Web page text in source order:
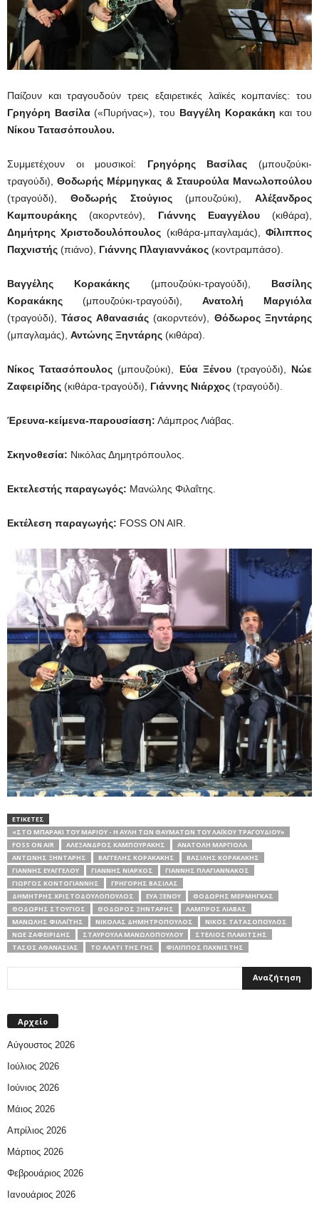
Παίζουν και τραγουδούν τρεις εξαιρετικές λαϊκές κομπανίες: του
Γρηγόρη Βασίλα(«Πυρήνας»), του Βαγγέλη Κορακάκη και του
Νίκου Τατασόπουλου.
Συμμετέχουν οι μουσικοί: Γρηγόρης Βασίλας (μπουζούκι-
τραγούδι),Θοδωρής Μέρμηγκας & Σταυρούλα Μανωλοπούλου
(τραγούδι), Θοδωρής Στούγιος(μπουζούκι), Αλέξανδρος
Καμπουράκης(ακορντεόν), Γιάννης Ευαγγέλου(κιθάρα),
Δημήτρης Χριστοδουλόπουλος (κιθάρα-μπαγλαμάς),Φίλιππος
Παχνιστής (πιάνο), Γιάννης Πλαγιαννάκος (κοντραμπάσο).
Βαγγέλης Κορακάκης (μπουζούκι-τραγούδι), Βασίλης
Κορακάκης (μπουζούκι-τραγούδι), Ανατολή Μαργιόλα
(τραγούδι),Τάσος Αθανασιάς(ακορντεόν), Θόδωρος Ξηντάρης
(μπαγλαμάς), Αντώνης Ξηντάρης (κιθάρα).
Νίκος Τατασόπουλος (μπουζούκι), Εύα Ξένου(τραγούδι), Νώε
Ζαφειρίδης (κιθάρα-τραγούδι), Γιάννης Νιάρχος (τραγούδι).
Έρευνα-κείμενα-παρουσίαση: Λάμπρος Λιάβας.
Σκηνοθεσία: Νικόλας Δημητρόπουλος.
Εκτελεστής παραγωγός: Μανώλης Φιλαΐτης.
Εκτέλεση παραγωγής: FOSS ON AIR.
ΕΤΙΚΕΤΕΣ
«ΣΤΟ ΜΠΑΡΆΚΙ ΤΟΥ ΜΆΡΙΟΥ - Η ΑΥΛΉ ΤΩΝ ΘΑΥΜΆΤΩΝ ΤΟΥ ΛΑΪΚΟΎ ΤΡΑΓΟΥΔΙΟΎ»
FOSS ON AIR
ΑΛΈΞΑΝΔΡΟΣ ΚΑΜΠΟΥΡΆΚΗΣ
ΑΝΑΤΟΛΉ ΜΑΡΓΙΌΛΑ
ΑΝΤΏΝΗΣ ΞΗΝΤΆΡΗΣ
ΒΑΓΓΈΛΗΣ ΚΟΡΑΚΆΚΗΣ
ΒΑΣΊΛΗΣ ΚΟΡΑΚΆΚΗΣ
ΓΙΆΝΝΗΣ ΕΥΑΓΓΈΛΟΥ
ΓΙΆΝΝΗΣ ΝΙΆΡΧΟΣ
ΓΙΆΝΝΗΣ ΠΛΑΓΙΑΝΝΆΚΟΣ
ΓΙΏΡΓΟΣ ΚΟΝΤΟΓΙΆΝΝΗΣ
ΓΡΗΓΌΡΗΣ ΒΑΣΊΛΑΣ
ΔΗΜΉΤΡΗΣ ΧΡΙΣΤΟΔΟΥΛΌΠΟΥΛΟΣ
ΕΎΑ ΞΈΝΟΥ
ΘΟΔΩΡΉΣ ΜΈΡΜΗΓΚΑΣ
ΘΟΔΩΡΉΣ ΣΤΟΎΓΙΟΣ
ΘΌΔΩΡΟΣ ΞΗΝΤΆΡΗΣ
ΛΆΜΠΡΟΣ ΛΙΆΒΑΣ
ΜΑΝΏΛΗΣ ΦΙΛΑΪ́ΤΗΣ
ΝΙΚΌΛΑΣ ΔΗΜΗΤΡΌΠΟΥΛΟΣ
ΝΊΚΟΣ ΤΑΤΑΣΌΠΟΥΛΟΣ
ΝΏΕ ΖΑΦΕΙΡΊΔΗΣ
ΣΤΑΥΡΟΎΛΑ ΜΑΝΩΛΟΠΟΎΛΟΥ
ΣΤΈΛΙΟΣ ΠΛΑΚΊΤΣΗΣ
ΤΆΣΟΣ ΑΘΑΝΑΣΙΆΣ
ΤΟ ΑΛΑΤΙ ΤΗΣ ΓΗΣ ΦΊΛΙΠΠΟΣ ΠΑΧΝΙΣΤΉΣ
Αρχείο
Αύγουστος 2026
Ιούλιος 2026
Ιούνιος 2026
Μάιος 2026
Απρίλιος 2026
Μάρτιος 2026
Φεβρουάριος 2026
Ιανουάριος 2026